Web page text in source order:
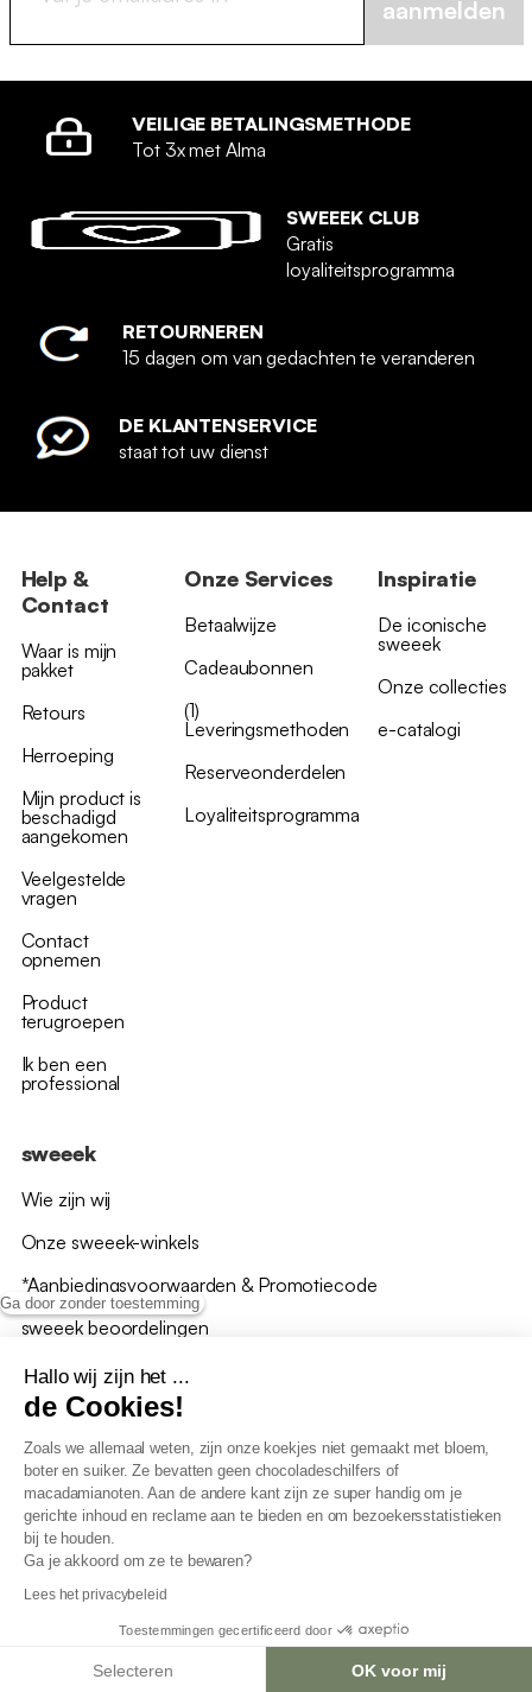
Ga door zonder toestemming
Hallo wij zijn het ...
de Cookies!
Zoals we allemaal weten, zijn onze koekjes niet gemaakt met bloem,
boter en suiker. Ze bevatten geen chocoladeschilfers of
macadamianoten. Aan de andere kant zijn ze super handig om je
gerichte inhoud en reclame aan te bieden en om bezoekersstatistieken
bij te houden.
Ga je akkoord om ze te bewaren?
Lees het privacybeleid
Toestemmingen gecertificeerd door
Selecteren OK voor mij
aanmelden
VEILIGE BETALINGSMETHODE
Tot 3x met Alma
SWEEEK CLUB
Gratis
loyaliteitsprogramma
RETOURNEREN
15 dagen om van gedachten te veranderen
DE KLANTENSERVICE
staat tot uw dienst
Help &
Contact
Waar is mijn
pakket
Retours
Herroeping
Mijn product is
beschadigd
aangekomen
Veelgestelde
vragen
Contact
opnemen
Product
terugroepen
Ik ben een
professional
Onze Services
Betaalwijze
Cadeaubonnen
(1)
Leveringsmethoden
Reserveonderdelen
Loyaliteitsprogramma
Inspiratie
De iconische
sweeek
Onze collecties
e-catalogi
sweeek
Wie zijn wij
Onze sweeek-winkels
*Aanbiedingsvoorwaarden & Promotiecode
sweeek beoordelingen
Algemene verkoopsvoorwaarden
AV loyaliteitsprogramma
Beleid persoonsgegevens
Verklaring inzake toegankelijkheid